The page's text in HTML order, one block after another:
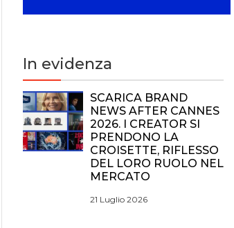
In evidenza
SCARICA BRAND
NEWS AFTER CANNES
2026. I CREATOR SI
PRENDONO LA
CROISETTE, RIFLESSO
DEL LORO RUOLO NEL
MERCATO
21 Luglio 2026